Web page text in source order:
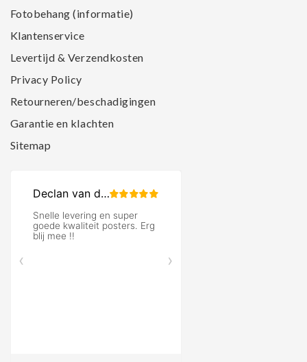
Fotobehang (informatie)
Klantenservice
Levertijd & Verzendkosten
Privacy Policy
Retourneren/beschadigingen
Garantie en klachten
Sitemap